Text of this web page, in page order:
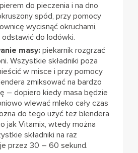
do pieczenia i na dno
spód, przy pomocy
wycisnąć okruchami,
do lodówki.
masy: piekarnik rozgrzać
Wszystkie składniki poza
w misce i przy pomocy
zmiksować na bardzo
– dopiero kiedy masa będzie
wlewać mleko cały czas
do tego użyć też blendera
jak Vitamix, wtedy można
składniki na raz
przez 30 – 60 sekund.